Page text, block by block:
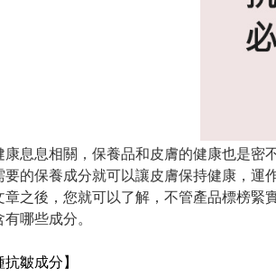
息息相關，保養品和皮膚的健康也是密
的保養成分就可以讓皮膚保持健康，運
之後，您就可以了解，不管產品標榜緊
哪些成分。
抗皺成分】